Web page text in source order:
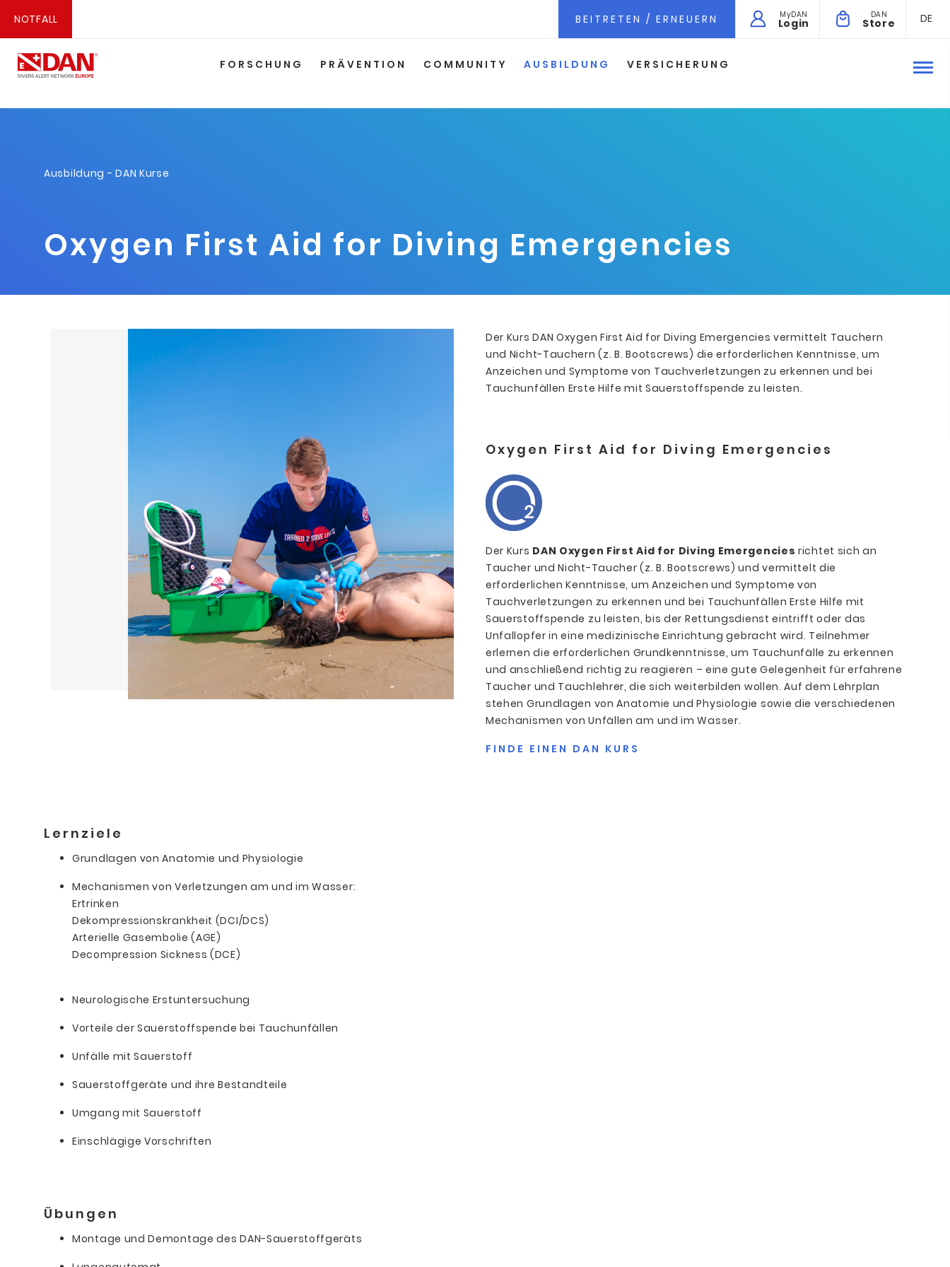
NOTFALL DE
DAN
Store
MyDAN
Login
BEITRETEN / ERNEUERN
FORSCHUNG PRÄVENTION COMMUNITY AUSBILDUNG VERSICHERUNG
Ausbildung -DAN Kurse
Oxygen First Aid for Diving Emergencies
Der Kurs DAN Oxygen First Aid for Diving Emergencies vermittelt Tauchern
und Nicht-Tauchern (z. B. Bootscrews) die erforderlichen Kenntnisse, um
Anzeichen und Symptome von Tauchverletzungen zu erkennen und bei
Tauchunfällen Erste Hilfe mit Sauerstoffspende zu leisten.
Oxygen First Aid for Diving Emergencies
Der Kurs DAN Oxygen First Aid for Diving Emergenciesrichtet sich an
Taucher und Nicht-Taucher (z. B. Bootscrews) und vermittelt die
erforderlichen Kenntnisse, um Anzeichen und Symptome von
Tauchverletzungen zu erkennen und bei Tauchunfällen Erste Hilfe mit
Sauerstoffspende zu leisten, bis der Rettungsdienst eintrifft oder das
Unfallopfer in eine medizinische Einrichtung gebracht wird. Teilnehmer
erlernen die erforderlichen Grundkenntnisse, um Tauchunfälle zu erkennen
und anschließend richtig zu reagieren – eine gute Gelegenheit für erfahrene
Taucher und Tauchlehrer, die sich weiterbilden wollen. Auf dem Lehrplan
stehen Grundlagen von Anatomie und Physiologie sowie die verschiedenen
Mechanismen von Unfällen am und im Wasser.
FINDE EINEN DAN KURS
Lernziele
Grundlagen von Anatomie und Physiologie
Mechanismen von Verletzungen am und im Wasser:
Ertrinken
Dekompressionskrankheit (DCI/DCS)
Arterielle Gasembolie (AGE)
Decompression Sickness (DCE)
Neurologische Erstuntersuchung
Vorteile der Sauerstoffspende bei Tauchunfällen
Unfälle mit Sauerstoff
Sauerstoffgeräte und ihre Bestandteile
Umgang mit Sauerstoff
Einschlägige Vorschriften
Übungen
Montage und Demontage des DAN-Sauerstoffgeräts